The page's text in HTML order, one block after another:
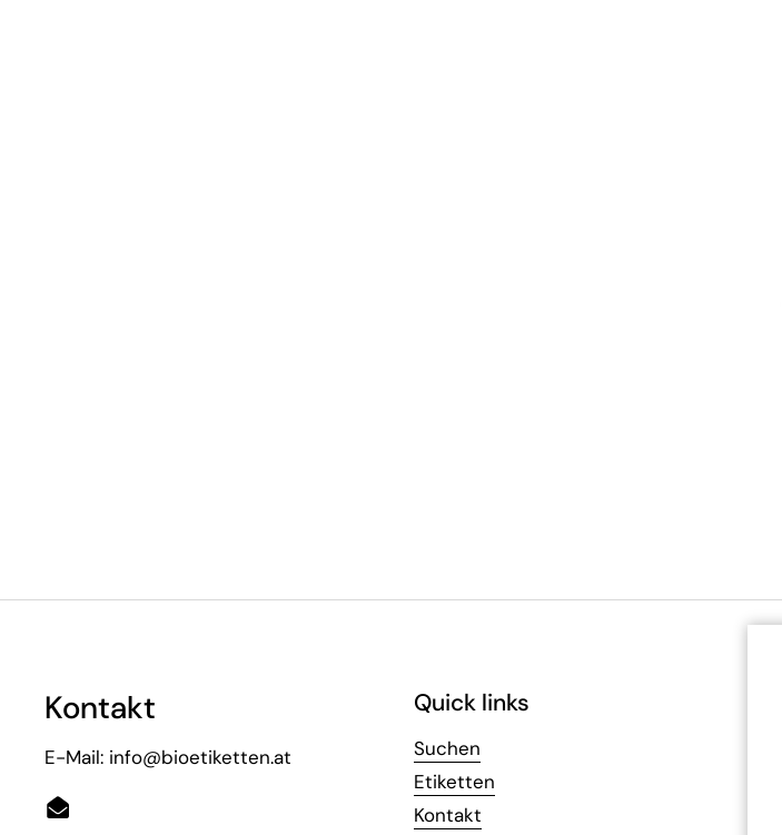
Kontakt
E-Mail: info@bioetiketten.at
Email
Quick links
Suchen
Etiketten
Kontakt